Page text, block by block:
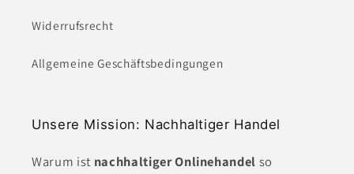
Widerrufsrecht
Allgemeine Geschäftsbedingungen
Unsere Mission: Nachhaltiger Handel
Warum ist nachhaltiger Onlinehandel so